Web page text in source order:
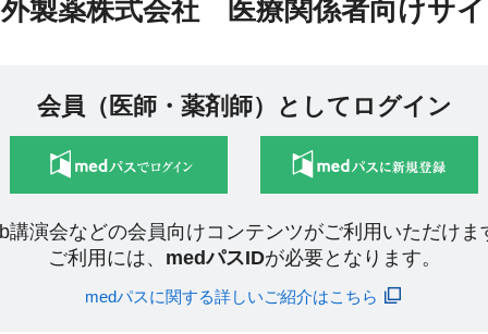
製薬株式会社 医療関係者向けサ
会員（医師・薬剤師）としてログイン
講演会などの会員向けコンテンツがご利用いただけま
ご利用には、 medパスIDが必要となります。
medパスに関する詳しいご紹介はこちら